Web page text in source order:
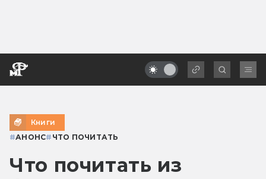
Книги
#АНОНС# ЧТО ПОЧИТАТЬ
Что почитать из